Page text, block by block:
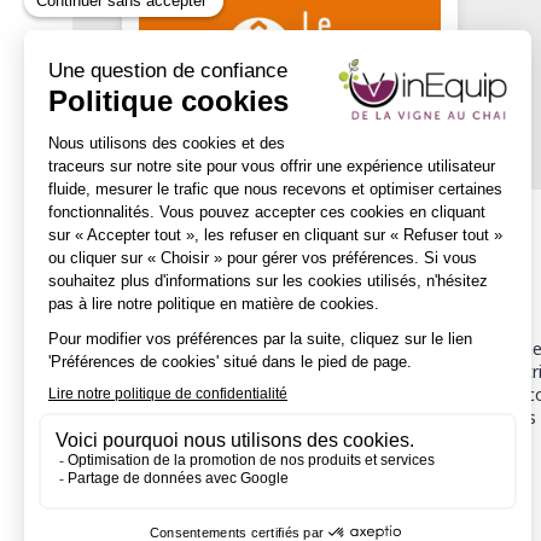
Description
Accompagnement en paie
Une parfaite conformité des bulletins de salaire vous
risques vis-à-vis des différents organismes sociaux et
Dans un contexte d’évolution législative et
gestionnaires paie expérimentés, vous propose
permettront de relever ce défi !
Téléchargez notre fiche mission pour plus d'informations